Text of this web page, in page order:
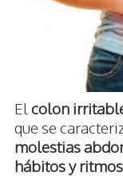
El colon
que se
molestias
hábitos y